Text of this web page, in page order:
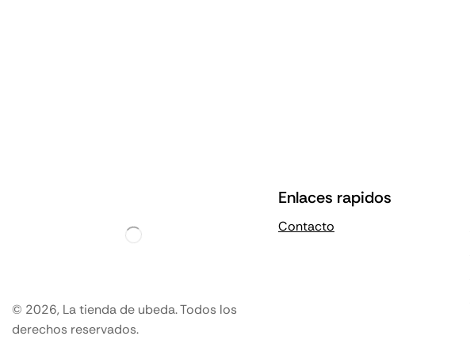
© 2026, La tienda de ubeda. Todos los
derechos reservados.
Enlaces rapidos
Contacto